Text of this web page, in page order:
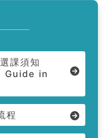
課須知
Guide in
程